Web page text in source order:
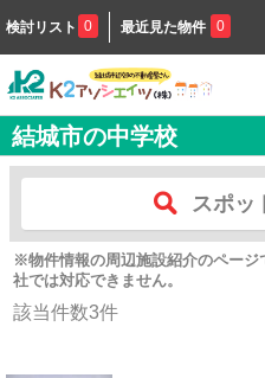
検討リスト 0 最近見た物件 0
結城市の中学校
スポッ
※物件情報の周辺施設紹介のページ
社では対応できません。
該当件数3件